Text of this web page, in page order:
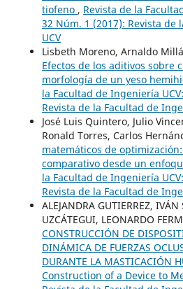
tiofeno , Revista de la
32 Núm. 1 (2017): Revista
UCV
Lisbeth Moreno, Arnaldo
Efectos de los aditivos sobre
morfología de un yeso
la Facultad de Ingeniería
Revista de la Facultad de
José Luis Quintero, Julio
Ronald Torres, Carlos
matemáticos de
comparativo desde un
la Facultad de Ingeniería
Revista de la Facultad de
ALEJANDRA GUTIERREZ, IVÁN
UZCÁTEGUI, LEONARDO
CONSTRUCCIÓN DE
DINÁMICA DE FUERZAS
DURANTE LA MASTICACIÓN
Construction of a Device to